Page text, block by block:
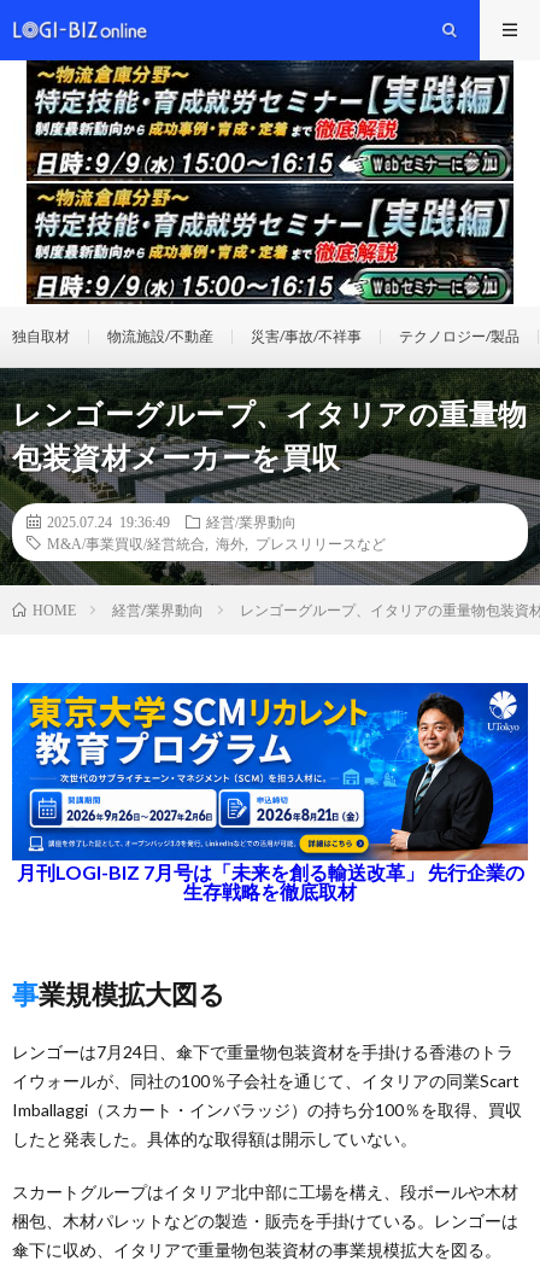
独自取材 物流施設/不動産 災害/事故/不祥事 テクノロジー/製品
レンゴーグループ、イタリアの重量物
包装資材メーカーを買収
2025.07.24 19:36:49
経営/業界動向
M&A/事業買収/経営統合
海外 プレスリリースなど
HOME 経営/業界動向 レンゴーグループ、イタリアの重量物包装資
月刊LOGI-BIZ 7月号は「未来を創る輸送改革」 先行企業の
生存戦略を徹底取材
事業規模拡大図る
レンゴーは7月24日、傘下で重量物包装資材を手掛ける香港のトラ
イウォールが、同社の100％子会社を通じて、イタリアの同業Scart
Imballaggi（スカート・インバラッジ）の持ち分100％を取得、買収
したと発表した。具体的な取得額は開示していない。
スカートグループはイタリア北中部に工場を構え、段ボールや木材
梱包、木材パレットなどの製造・販売を手掛けている。レンゴーは
傘下に収め、イタリアで重量物包装資材の事業規模拡大を図る。